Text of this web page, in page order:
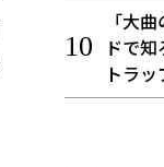
「大
ドで
トラ